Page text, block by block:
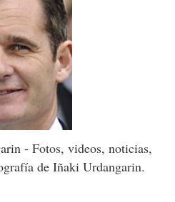
- Fotos, videos, noticias,
de Iñaki Urdangarin.